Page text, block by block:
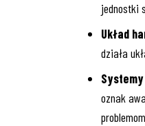
jednostki
Układ
działa
oznak